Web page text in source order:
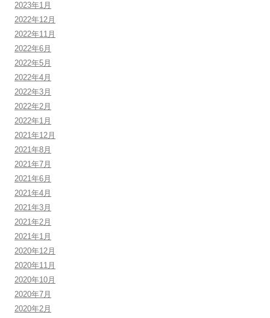
2023年1月
2022年12月
2022年11月
2022年6月
2022年5月
2022年4月
2022年3月
2022年2月
2022年1月
2021年12月
2021年8月
2021年7月
2021年6月
2021年4月
2021年3月
2021年2月
2021年1月
2020年12月
2020年11月
2020年10月
2020年7月
2020年2月